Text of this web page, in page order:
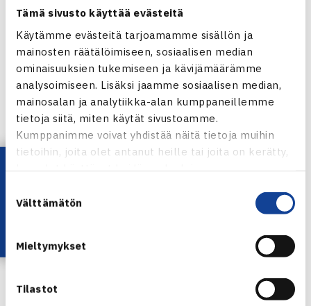
Tämä sivusto käyttää evästeitä
Käytämme evästeitä tarjoamamme sisällön ja
mainosten räätälöimiseen, sosiaalisen median
ominaisuuksien tukemiseen ja kävijämäärämme
analysoimiseen. Lisäksi jaamme sosiaalisen median,
mainosalan ja analytiikka-alan kumppaneillemme
tietoja siitä, miten käytät sivustoamme.
Kumppanimme voivat yhdistää näitä tietoja muihin
tietoihin, joita olet antanut heille tai joita on kerätty,
kun olet käyttänyt heidän palvelujaan.
valinta
Välttämätön
Mieltymykset
Tilastot
[8] Iben Mol, LVS – Elle Parikka, HyTS 6-0, 6-1
Hallitseva mestari Martikainen taisteli täydet
kolme erää
Lataa OmaTennis!